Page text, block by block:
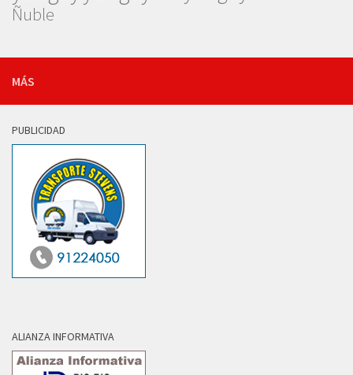
Ñuble
MÁS
PUBLICIDAD
ALIANZA INFORMATIVA